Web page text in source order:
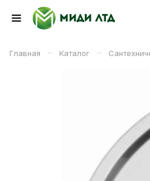
Главная – Каталог –